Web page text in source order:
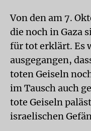
Von den am 7.
die noch in Gaza
für tot erklärt. Es
ausgegangen,
toten Geiseln
im Tausch auch
tote Geiseln
israelischen